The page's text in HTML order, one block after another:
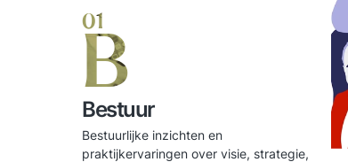
01
B
Bestuur
Bestuurlijke inzichten en
praktijkervaringen over visie, strategie,